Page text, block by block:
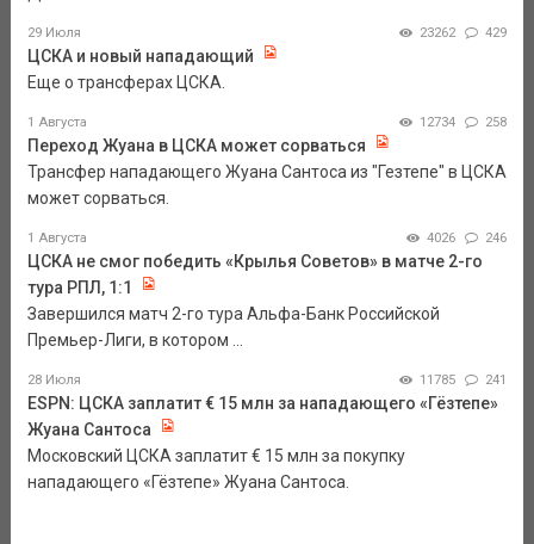
29 Июля 23262 429
ЦСКА и новый нападающий
Еще о трансферах ЦСКА.
1 Августа 12734 258
Переход Жуана в ЦСКА может сорваться
Трансфер нападающего Жуана Сантоса из "Гезтепе" в ЦСКА
может сорваться.
1 Августа 4026 246
ЦСКА не смог победить «Крылья Советов» в матче 2-го
тура РПЛ, 1:1
Завершился матч 2-го тура Альфа-Банк Российской
Премьер-Лиги, в котором ...
28 Июля 11785 241
ESPN: ЦСКА заплатит € 15 млн за нападающего «Гёзтепе»
Жуана Сантоса
Московский ЦСКА заплатит € 15 млн за покупку
нападающего «Гёзтепе» Жуана Сантоса.